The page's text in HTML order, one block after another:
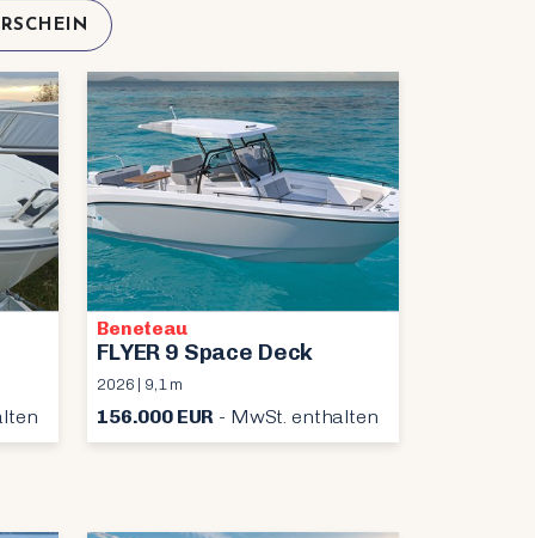
Beneteau
FLYER 9 Space Deck
2026 | 9,1 m
156.000 EUR - MwSt. enthalten